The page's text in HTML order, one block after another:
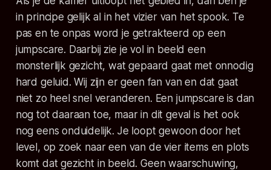
in principe gelijk al in het vizier van het spook. Te
pas en te onpas word je getrakteerd op een
jumpscare. Daarbij zie je vol in beeld een
monsterlijk gezicht, wat gepaard gaat met onnodig
hard geluid. Wij zijn er geen fan van en dat gaat
niet zo heel snel veranderen. Een jumpscare is dan
nog tot daaraan toe, maar in dit geval is het ook
nog eens onduidelijk. Je loopt gewoon door het
level, op zoek naar een van de vier items en plots
komt dat gezicht in beeld. Geen waarschuwing,